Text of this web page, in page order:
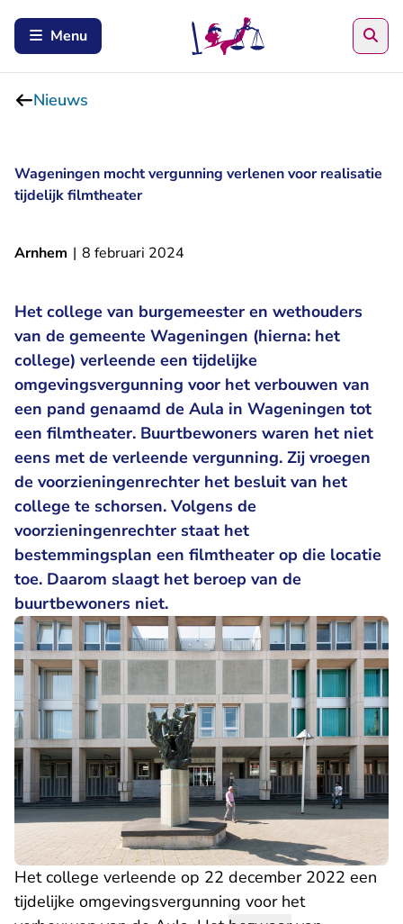
Menu
Nieuws
Wageningen mocht vergunning verlenen voor realisatie
tijdelijk filmtheater
Arnhem | 8 februari 2024
Het college van burgemeester en wethouders
van de gemeente Wageningen (hierna: het
college) verleende een tijdelijke
omgevingsvergunning voor het verbouwen van
een pand genaamd de Aula in Wageningen tot
een filmtheater. Buurtbewoners waren het niet
eens met de verleende vergunning. Zij vroegen
de voorzieningenrechter het besluit van het
college te schorsen. Volgens de
voorzieningenrechter staat het
bestemmingsplan een filmtheater op die locatie
toe. Daarom slaagt het beroep van de
buurtbewoners niet.
Het college verleende op 22 december 2022 een
tijdelijke omgevingsvergunning voor het